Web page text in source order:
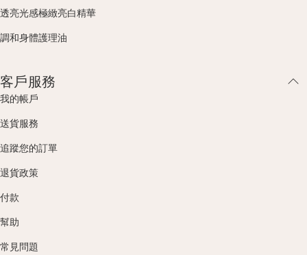
透亮光感極緻亮白精華
調和身體護理油
客戶服務
我的帳戶
送貨服務
追蹤您的訂單
退貨政策
付款
幫助
常見問題